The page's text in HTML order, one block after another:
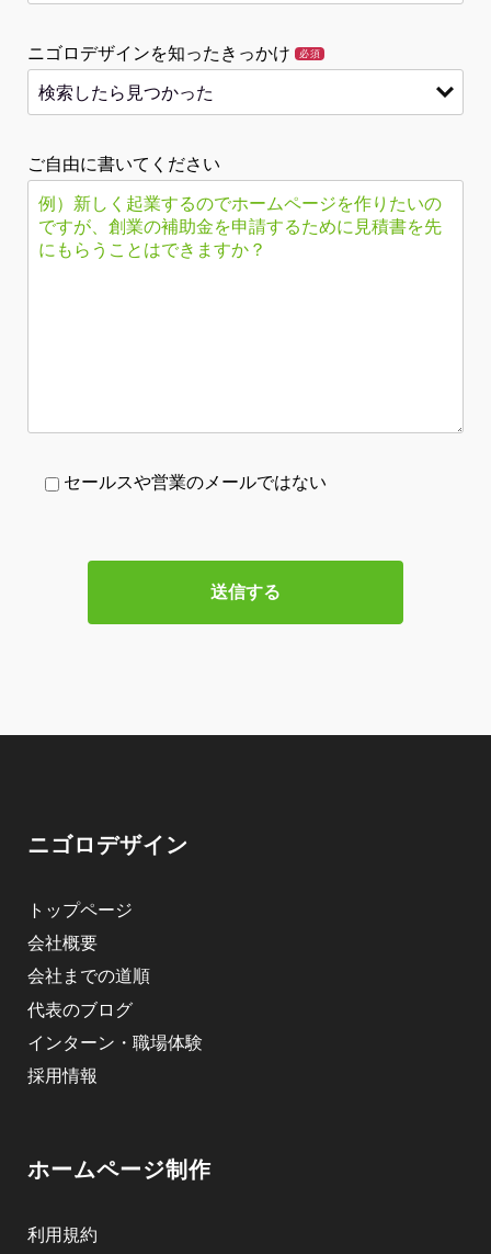
ニゴロデザインを知ったきっかけ 必須
ご自由に書いてください
セールスや営業のメールではない
ニゴロデザイン
トップページ
会社概要
会社までの道順
代表のブログ
インターン・職場体験
採用情報
ホームページ制作
利用規約